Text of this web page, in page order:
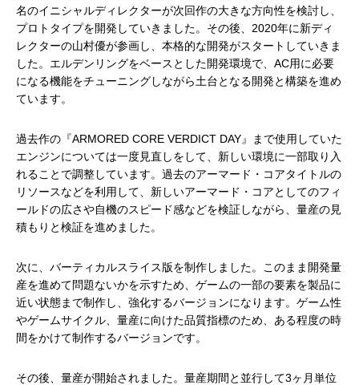
名のイニシャルディレクターが次回作の大きな方向性を検討し、
プロトタイプを開発していきました。その後、2020年に新ディ
レクターの山村優が参画し、本格的な開発がスタートしていきま
した。エルデンリングをベースとした開発環境で、AC用に必要
になる機能をチューニングしながら土台となる開発と構築を進め
ています。
過去作の『ARMORED CORE VERDICT DAY』まで使用していた
エンジンについては一度見直しをして、新しい環境に一部取り入
れることで調整しています。過去のアーマード・コアタイトルの
リソースなどを利用して、新しいアーマード・コアとしてのフィ
ールドの広さや自機のスピード感などを検証しながら、量産の見
積もりと検証を進めました。
次に、バーティカルスライス版を制作しました。このまま開発量
産を進めて問題ないかを示すため、ゲームの一部の要素を製品に
近い状態まで制作し、強化するバージョンになります。ゲーム性
やゲームサイクル、量産に向けた品質指標のため、ある程度の時
間をかけて制作するバージョンです。
その後、量産が開始されました。量産期間と並行して3ヶ月単位